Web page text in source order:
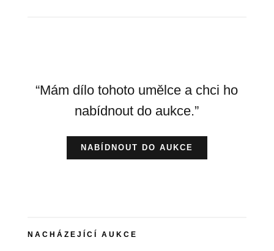
“Mám dílo tohoto umělce a chci ho
nabídnout do aukce.”
NABÍDNOUT DO AUKCE
NACHÁZEJÍCÍ AUKCE